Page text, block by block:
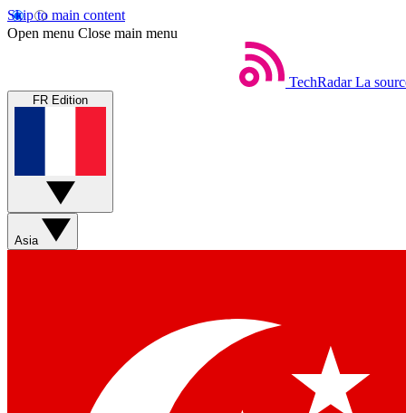
Skip to main content
Open menu Close main menu
TechRadar La
FR Edition
Asia